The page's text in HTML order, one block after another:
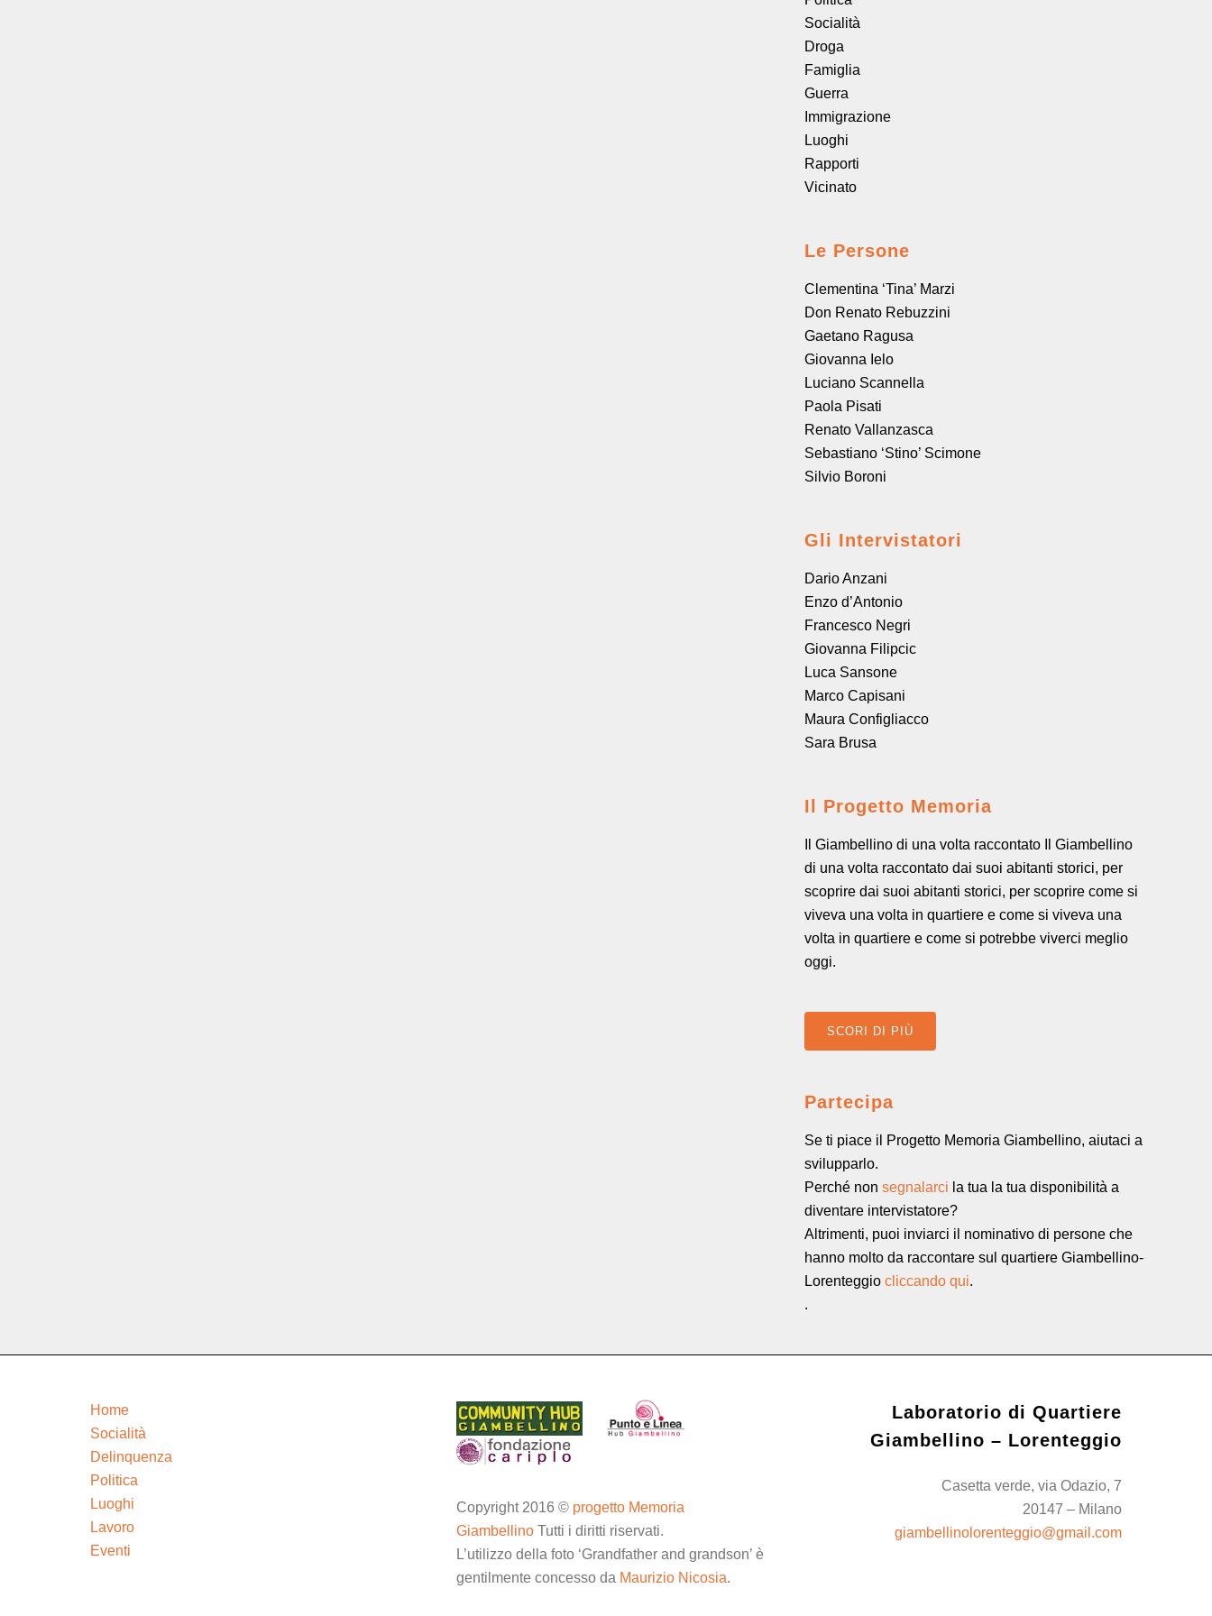
Socialità
Droga
Famiglia
Guerra
Immigrazione
Luoghi
Rapporti
Vicinato
Le Persone
Clementina ‘Tina’ Marzi
Don Renato Rebuzzini
Gaetano Ragusa
Giovanna Ielo
Luciano Scannella
Paola Pisati
Renato Vallanzasca
Sebastiano ‘Stino’ Scimone
Silvio Boroni
Gli Intervistatori
Dario Anzani
Enzo d’Antonio
Francesco Negri
Giovanna Filipcic
Luca Sansone
Marco Capisani
Maura Configliacco
Sara Brusa
Il Progetto Memoria
Il Giambellino di una volta raccontato Il Giambellino
di una volta raccontato dai suoi abitanti storici, per
scoprire dai suoi abitanti storici, per scoprire come si
viveva una volta in quartiere e come si viveva una
volta in quartiere e come si potrebbe viverci meglio
oggi.
SCORI DI PIÙ
Partecipa
Se ti piace il Progetto Memoria Giambellino, aiutaci a
svilupparlo.
Perché non segnalarci la tua la tua disponibilità a
diventare intervistatore?
Altrimenti, puoi inviarci il nominativo di persone che
hanno molto da raccontare sul quartiere Giambellino-
Lorenteggio cliccando qui.
.
Home
Socialità
Delinquenza
Politica
Luoghi
Lavoro
Eventi
Copyright 2016 © progetto Memoria
Giambellino Tutti i diritti riservati.
L’utilizzo della foto ‘Grandfather and grandson’ è
gentilmente concesso da Maurizio Nicosia.
Laboratorio di Quartiere
Giambellino – Lorenteggio
Casetta verde, via Odazio, 7
20147 – Milano
giambellinolorenteggio@gmail.com